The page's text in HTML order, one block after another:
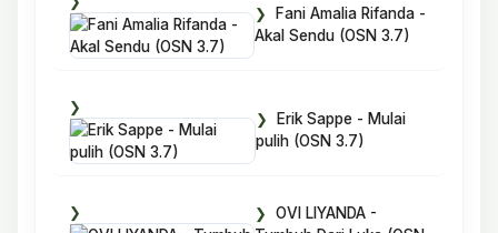
Fani Amalia Rifanda -
Akal Sendu (OSN 3.7)
Erik Sappe - Mulai
pulih (OSN 3.7)
OVI LIYANDA -